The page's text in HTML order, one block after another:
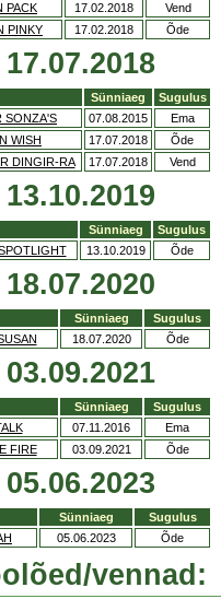
PACK 17.02.2018
Vend
PINKY 17.02.2018 Õde
Sünniaeg
Sugulus
SONZA'S 07.08.2015
Ema
WISH 17.07.2018
Õde
DINGIR-RA 17.07.2018 Vend
Sünniaeg
Sugulus
13.10.2019 Õde
Sünniaeg
Sugulus
18.07.2020 Õde
Sünniaeg
Sugulus
07.11.2016
Ema
FIRE 03.09.2021 Õde
Sünniaeg
Sugulus
05.06.2023 Õde
vennad: